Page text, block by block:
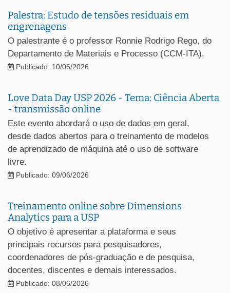
Palestra: Estudo de tensões residuais em
engrenagens
O palestrante é o professor Ronnie Rodrigo Rego, do
Departamento de Materiais e Processo (CCM-ITA).
Publicado: 10/06/2026
Love Data Day USP 2026 - Tema: Ciência Aberta
- transmissão online
Este evento abordará o uso de dados em geral,
desde dados abertos para o treinamento de modelos
de aprendizado de máquina até o uso de software
livre.
Publicado: 09/06/2026
Treinamento online sobre Dimensions
Analytics para a USP
O objetivo é apresentar a plataforma e seus
principais recursos para pesquisadores,
coordenadores de pós-graduação e de pesquisa,
docentes, discentes e demais interessados.
Publicado: 08/06/2026